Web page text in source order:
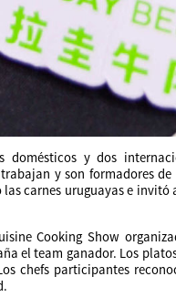
domésticos y dos
y son formadores
carnes uruguayas e
Cooking Show
el team ganador. Los
chefs participantes